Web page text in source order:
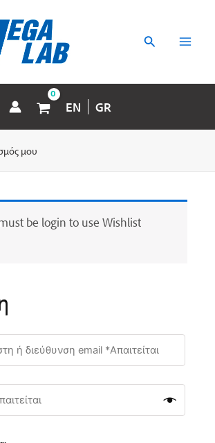
Αναζήτηση
EN GR
μου
be login to use Wishlist